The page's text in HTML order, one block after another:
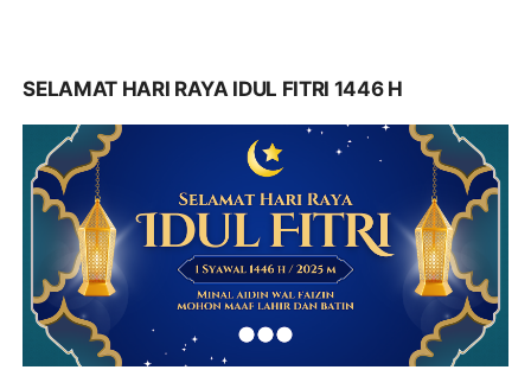
SELAMAT HARI RAYA IDUL FITRI 1446 H